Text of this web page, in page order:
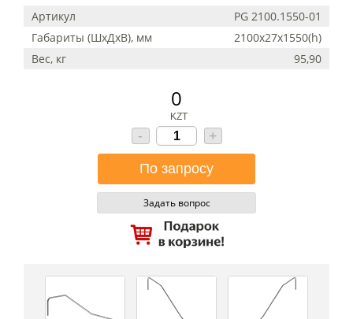
Артикул
PG 2100.1550-01
Габариты (ШхДхВ), мм
2100х27х1550(h)
Вес, кг
95,90
0
KZT
- +
Задать вопрос